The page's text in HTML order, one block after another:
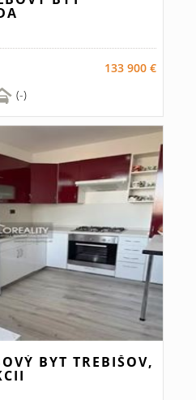
133 900 €
(-)
BYT TREBIŠOV,